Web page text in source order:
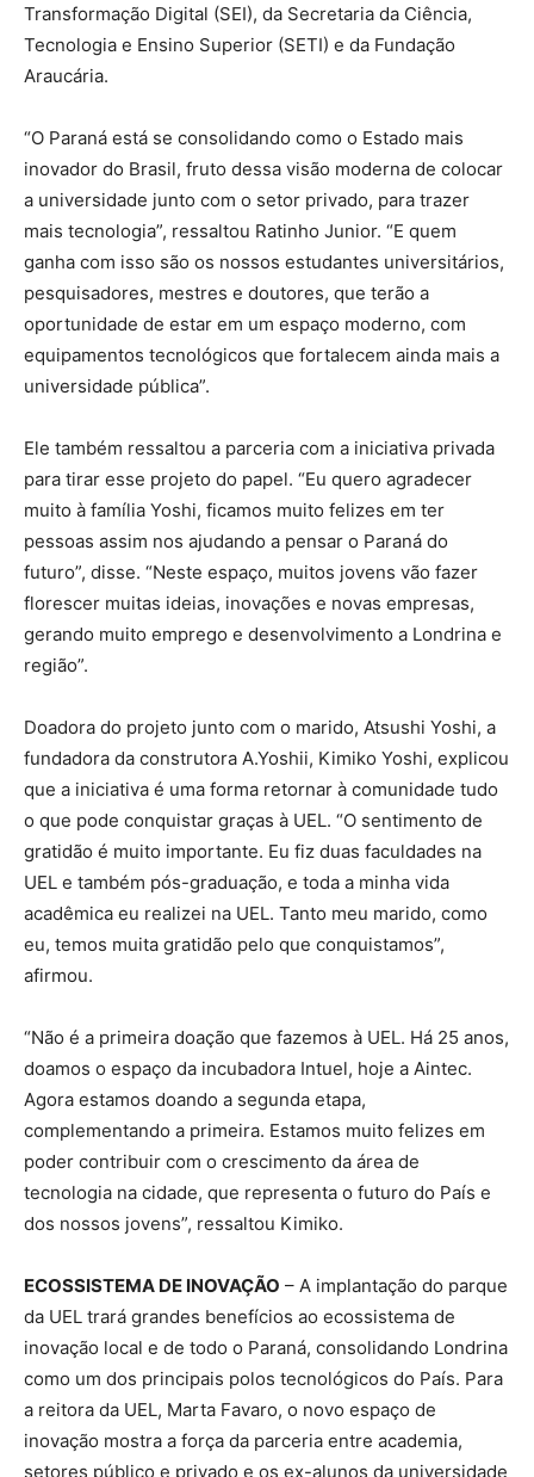
Transformação Digital (SEI), da Secretaria da Ciência,
Tecnologia e Ensino Superior (SETI) e da Fundação
Araucária.
“O Paraná está se consolidando como o Estado mais
inovador do Brasil, fruto dessa visão moderna de colocar
a universidade junto com o setor privado, para trazer
mais tecnologia”, ressaltou Ratinho Junior. “E quem
ganha com isso são os nossos estudantes universitários,
pesquisadores, mestres e doutores, que terão a
oportunidade de estar em um espaço moderno, com
equipamentos tecnológicos que fortalecem ainda mais a
universidade pública”.
Ele também ressaltou a parceria com a iniciativa privada
para tirar esse projeto do papel. “Eu quero agradecer
muito à família Yoshi, ficamos muito felizes em ter
pessoas assim nos ajudando a pensar o Paraná do
futuro”, disse. “Neste espaço, muitos jovens vão fazer
florescer muitas ideias, inovações e novas empresas,
gerando muito emprego e desenvolvimento a Londrina e
região”.
Doadora do projeto junto com o marido, Atsushi Yoshi, a
fundadora da construtora A.Yoshii, Kimiko Yoshi, explicou
que a iniciativa é uma forma retornar à comunidade tudo
o que pode conquistar graças à UEL. “O sentimento de
gratidão é muito importante. Eu fiz duas faculdades na
UEL e também pós-graduação, e toda a minha vida
acadêmica eu realizei na UEL. Tanto meu marido, como
eu, temos muita gratidão pelo que conquistamos”,
afirmou.
“Não é a primeira doação que fazemos à UEL. Há 25 anos,
doamos o espaço da incubadora Intuel, hoje a Aintec.
Agora estamos doando a segunda etapa,
complementando a primeira. Estamos muito felizes em
poder contribuir com o crescimento da área de
tecnologia na cidade, que representa o futuro do País e
dos nossos jovens”, ressaltou Kimiko.
ECOSSISTEMA DE INOVAÇÃO – A implantação do parque
da UEL trará grandes benefícios ao ecossistema de
inovação local e de todo o Paraná, consolidando Londrina
como um dos principais polos tecnológicos do País. Para
a reitora da UEL, Marta Favaro, o novo espaço de
inovação mostra a força da parceria entre academia,
setores público e privado e os ex-alunos da universidade